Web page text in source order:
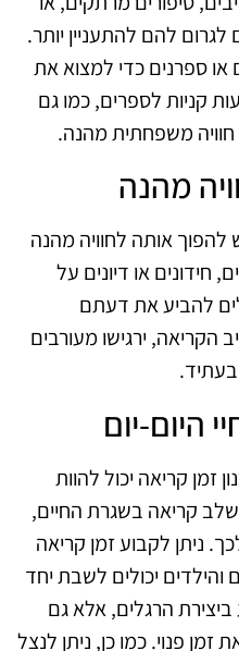
להם להתעניין יותר.
או ספרנים כדי למצוא את
קניות לספרים, כמו גם
חוויה משפחתית מהנה.
מהנה
אותה לחוויה מהנה
או דיונים על
להביע את דעתם
הקריאה, ירגישו מעורבים
בעתיד.
היום-יום
זמן קריאה יכול להוות
קריאה בשגרת החיים,
ניתן לקבוע זמן קריאה
יכולים לשבת יחד
הרגלים, אלא גם
פנוי. כמו כן, ניתן לנצל